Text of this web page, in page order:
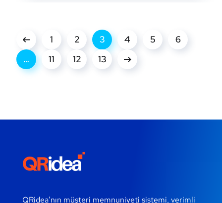
1 2 3 4 5
6
…
11 12 13
QRidea’nın müşteri memnuniyeti sistemi, verimli